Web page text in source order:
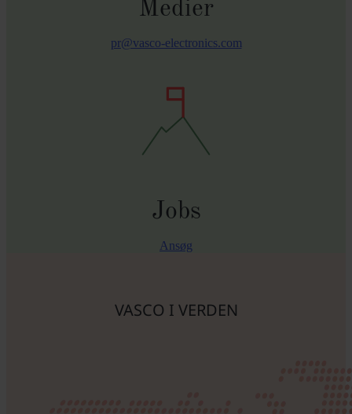
Medier
pr@vasco-electronics.com
Jobs
Ansøg
VASCO I VERDEN